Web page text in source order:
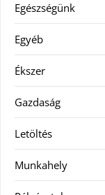
Egészségünk
Egyéb
Ékszer
Gazdaság
Letöltés
Munkahely